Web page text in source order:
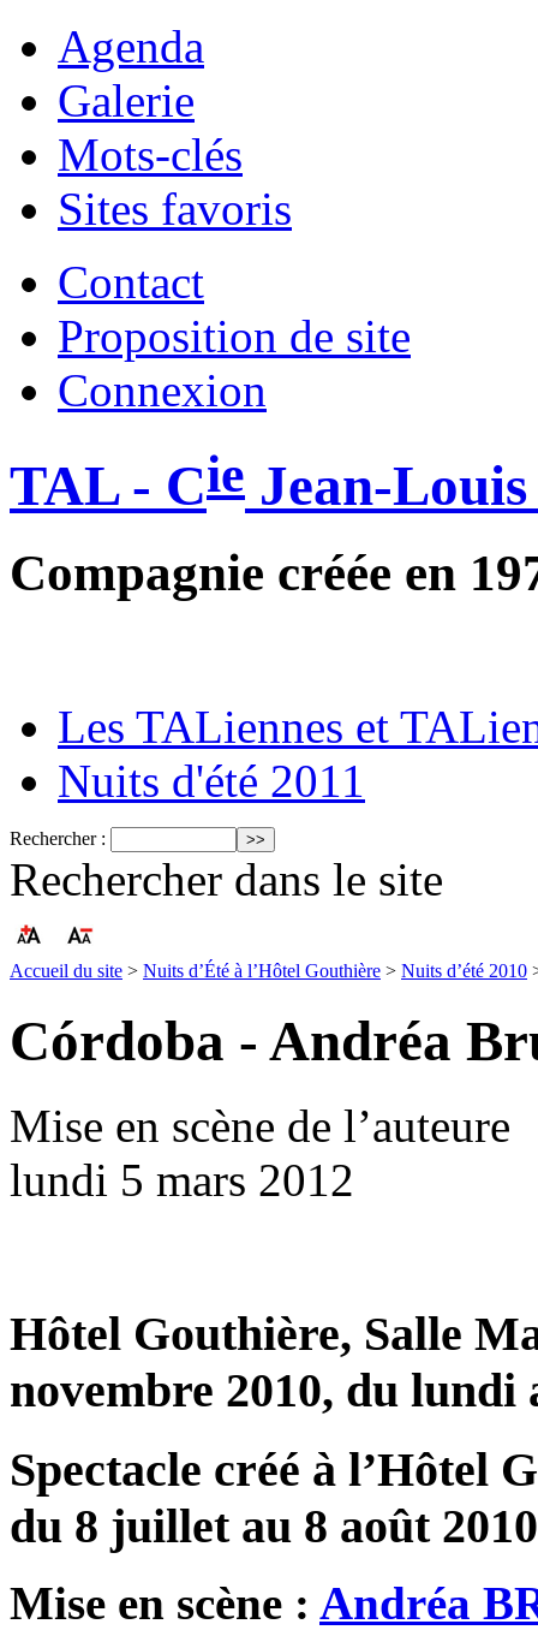
Agenda
Galerie
Mots-clés
Sites favoris
Contact
Proposition de site
Connexion
TAL - Cie Jean-
Compagnie créée en
Les TALiennes et
Nuits d'été 2011
Rechercher :
Rechercher dans le site
Accueil du site > Nuits d’Été à l’Hôtel Gouthière > Nuits d’été 2010
Córdoba - Andréa
Mise en scène de l’auteure
lundi 5 mars 2012
Hôtel Gouthière, Salle
novembre 2010, du lundi
Spectacle créé à l’Hôtel
du 8 juillet au 8 août
Mise en scène : Andréa